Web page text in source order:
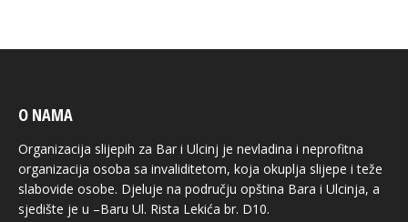
O NAMA
Organizacija slijepih za Bar i Ulcinj je nevladina i neprofitna
organizacija osoba sa invaliditetom, koja okuplja slijepe i teže
slabovide osobe. Djeluje na području opština Bara i Ulcinja, a
sjedište je u –Baru Ul. Rista Lekića br. D10.